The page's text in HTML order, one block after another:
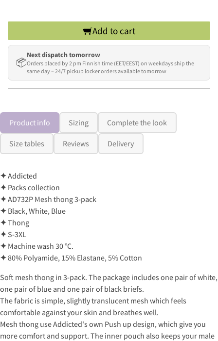
Add to cart
📦
Next dispatch tomorrow
Orders placed by 2 pm Finnish time (EET/EEST) on weekdays ship the
same day – 24/7 pickup locker orders available tomorrow
Product info Sizing Complete the look
Size tables Reviews Delivery
✦Addicted
✦ Packs collection
✦AD732P Mesh thong 3-pack
✦ Black, White, Blue
✦Thong
✦ S-3XL
✦ Machine wash 30 °C.
✦80% Polyamide, 15% Elastane, 5% Cotton
Soft mesh thong in 3-pack. The package includes one pair of white,
one pair of blue and one pair of black briefs.
The fabric is simple, slightly translucent mesh which feels
comfortable against your skin and breathes well.
Mesh thong use Addicted's own Push up design, which give you
more comfort and support. The inner pouch also keeps your male